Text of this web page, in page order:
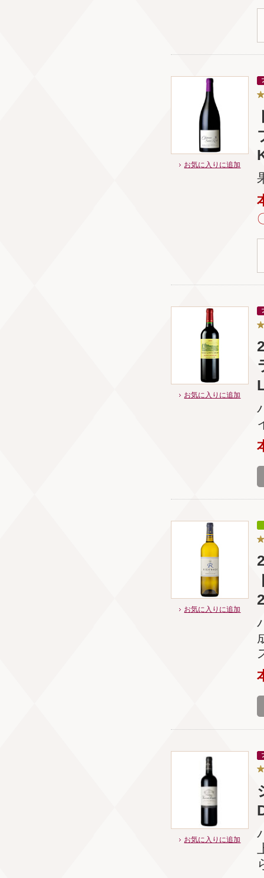
お気に入りに追加
お気に入りに追加
お気に入りに追加
お気に入りに追加